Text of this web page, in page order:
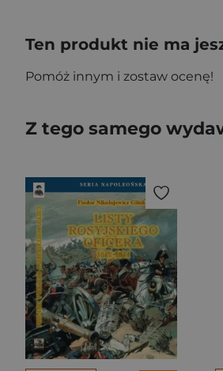
Ten produkt nie ma
Pomóż innym i zostaw ocenę!
Z tego samego